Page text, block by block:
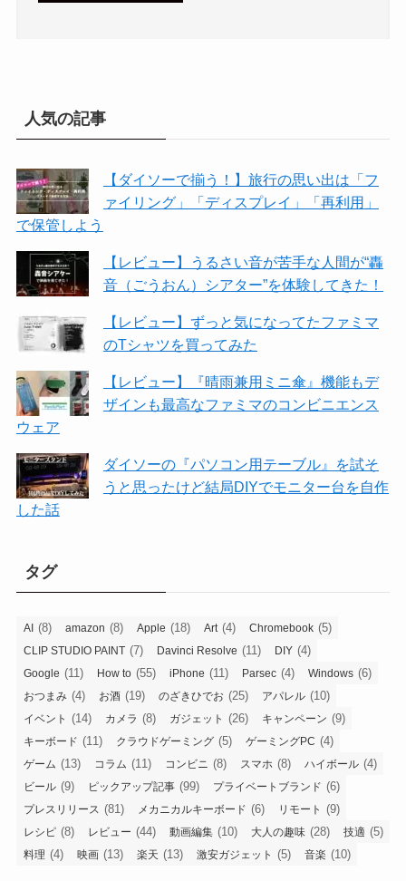
人気の記事
【ダイソーで揃う！】旅行の思い出は「フ
ァイリング」「ディスプレイ」「再利用」
で保管しよう
【レビュー】うるさい音が苦手な人間が“轟
音（ごうおん）シアター”を体験してきた！
【レビュー】ずっと気になってたファミマ
のTシャツを買ってみた
【レビュー】『晴雨兼用ミニ傘』機能もデ
ザインも最高なファミマのコンビニエンス
ウェア
ダイソーの『パソコン用テーブル』を試そ
うと思ったけど結局DIYでモニター台を自作
した話
タグ
AI (8) amazon (8) Apple (18) Art(4) Chromebook (5)
CLIP STUDIO PAINT (7) Davinci Resolve (11) DIY (4)
Google (11) How to (55) iPhone (11) Parsec (4) Windows (6)
おつまみ (4) お酒 (19) のざきひでお (25) アパレル (10)
イベント (14) カメラ (8) ガジェット (26) キャンペーン (9)
キーボード (11) クラウドゲーミング (5) ゲーミングPC (4)
ゲーム (13) コラム (11) コンビニ (8) スマホ (8) ハイボール (4)
ビール (9) ピックアップ記事 (99) プライベートブランド (6)
プレスリリース (81) メカニカルキーボード (6) リモート (9)
レシピ (8) レビュー (44) 動画編集 (10) 大人の趣味 (28) 技適 (5)
料理 (4) 映画 (13) 楽天 (13) 激安ガジェット (5) 音楽 (10)